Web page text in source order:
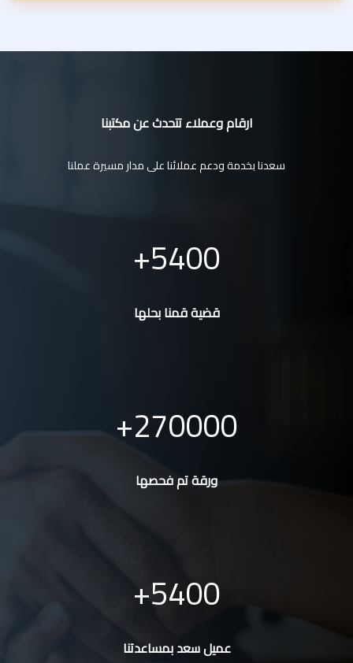
ارقام وعملاء تتحدث عن مكتبنا
سعدنا بخدمة ودعم عملائنا على مدار مسيرة عملنا
5400
قضية قمنا بحلها
270000
ورقة تم فحصها
5400
عميل سعد بمساعدتنا